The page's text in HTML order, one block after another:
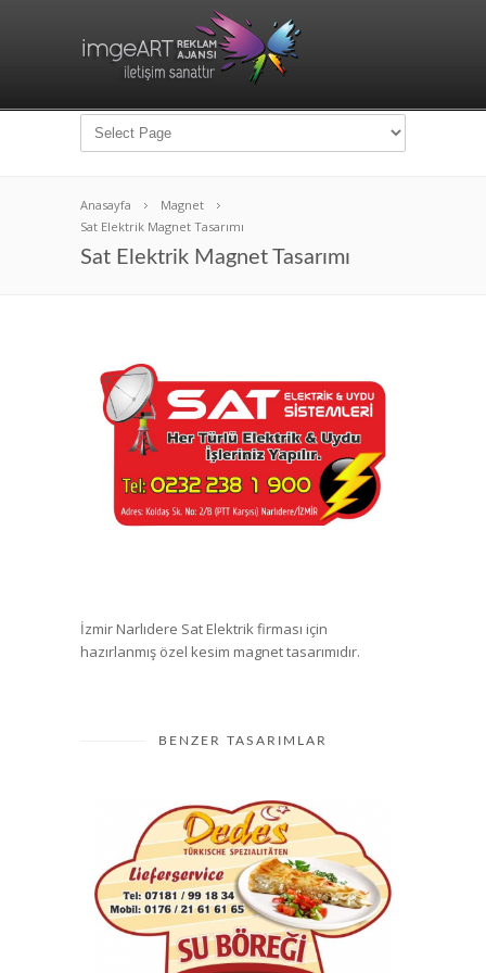
Anasayfa
Magnet
Sat Elektrik Magnet Tasarımı
Sat Elektrik Magnet Tasarımı
İzmir Narlıdere Sat Elektrik firması için
hazırlanmış özel kesim magnet tasarımıdır.
BENZER TASARIMLAR
Dedes Su Böreği Magnet
Tasarımı